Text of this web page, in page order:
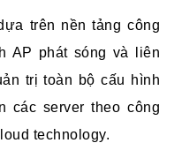
trên nền tảng công
AP phát sóng và liên
trị toàn bộ cấu hình
các server theo công
technology.